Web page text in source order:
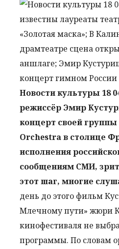
Новости культуры 18
режиссёр Эмир
концерт своей
Orchestra в столице
исполнения
сообщениям СМИ,
этот шаг, многие
день до этого фильм
Млечному пути» жюри
кинофестиваля не
программы. По словам